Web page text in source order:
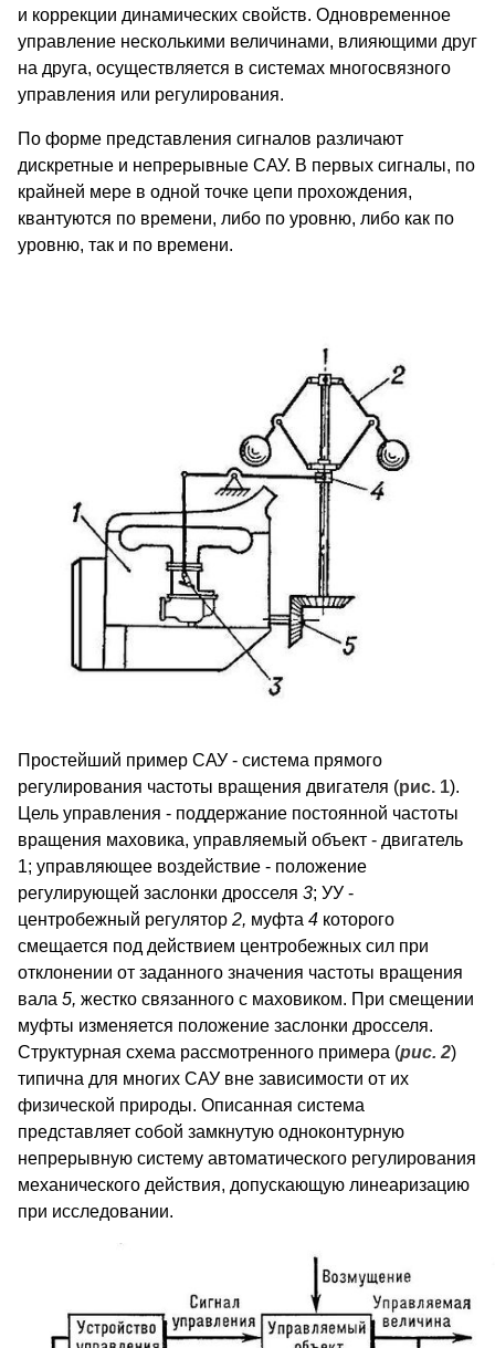
и коррекции динамических свойств. Одновременное
управление несколькими величинами, влияющими друг
на друга, осуществляется в системах многосвязного
управления или регулирования.
По форме представления сигналов различают
дискретные и непрерывные САУ. В первых сигналы, по
крайней мере в одной точке цепи прохождения,
квантуются по времени, либо по уровню, либо как по
уровню, так и по времени.
Простейший пример САУ - система прямого
регулирования частоты вращения двигателя (рис. 1).
Цель управления - поддержание постоянной частоты
вращения маховика, управляемый объект - двигатель
1; управляющее воздействие - положение
регулирующей заслонки дросселя 3; УУ -
центробежный регулятор 2, муфта 4 которого
смещается под действием центробежных сил при
отклонении от заданного значения частоты вращения
вала 5, жестко связанного с маховиком. При смещении
муфты изменяется положение заслонки дросселя.
Структурная схема рассмотренного примера (рис. 2)
типична для многих САУ вне зависимости от их
физической природы. Описанная система
представляет собой замкнутую одноконтурную
непрерывную систему автоматического регулирования
механического действия, допускающую линеаризацию
при исследовании.